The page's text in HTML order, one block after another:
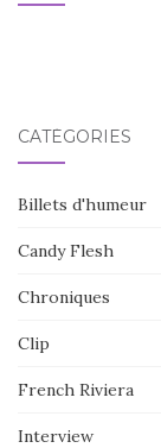
CATÉGORIES
Billets d'humeur
Candy Flesh
Chroniques
Clip
French Riviera
Interview